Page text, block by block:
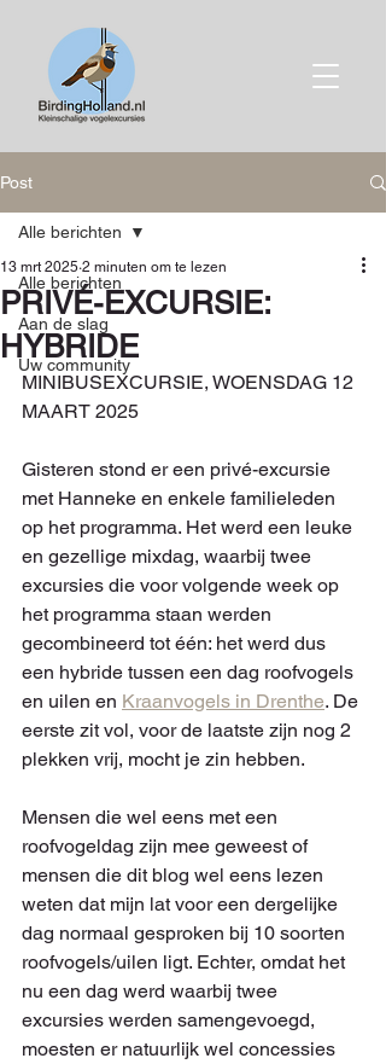
Post
Alle berichten
Aan de slag
Uw community
Alle berichten
PRIVÉ-EXCURSIE:
HYBRIDE
13 mrt 2025 2 minuten om te lezen
MINIBUSEXCURSIE, WOENSDAG 12
MAART 2025
Gisteren stond er een privé-excursie
met Hanneke en enkele familieleden
op het programma. Het werd een leuke
en gezellige mixdag, waarbij twee
excursies die voor volgende week op
het programma staan werden
gecombineerd tot één: het werd dus
een hybride tussen een dag roofvogels
en uilen en Kraanvogels in Drenthe. De
eerste zit vol, voor de laatste zijn nog 2
plekken vrij, mocht je zin hebben.
Mensen die wel eens met een
roofvogeldag zijn mee geweest of
mensen die dit blog wel eens lezen
weten dat mijn lat voor een dergelijke
dag normaal gesproken bij 10 soorten
roofvogels/uilen ligt. Echter, omdat het
nu een dag werd waarbij twee
excursies werden samengevoegd,
moesten er natuurlijk wel concessies